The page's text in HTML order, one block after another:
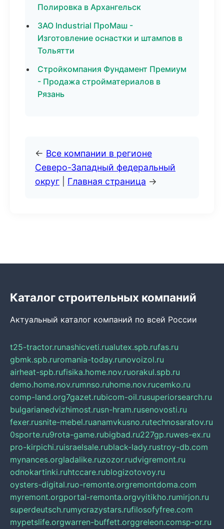
Полировка в Архангельск
ЗАО Industrial ПроМаш -
Изготовление оснастки и штампов в
Тольятти
Стройкомпания Фундамент Премиум
- Продажа стройматериалов в
Рязань
← Все компании в регионе
Северо-Западный федеральный
округ
Главная страница →
Каталог строительных компаний
Актуальный каталог компаний по всей России
t25-tractor.runashicveti.rualutex.spb.rufas.ru
gbmk.spb.ruromania-today.runovoizol.ru
airheat-spb.rufisika.home.nov.ruorakul.spb.ru
demo.home.nov.rumnso.ruhome.nov.rucemko.ru
comp-land.org7gazet.rubicom-oil.rusuperiorsearch.ru
bulgarianedvizhimost.rusn-hram.rusenovosti.ru
fexer.rusnite-mebel.ruanamvkusno.rutechnosaratov.ru
0sporte.ru9rota-game.rubigbad.ru227gp.ruwes-ex.ru
pro-kirpichi.ruisraelsale.rublack-lady.rustroy-db.com
mynances.orgladalike.ruzozor.rudvigremont.ru
odnokartinki.ruhtccare.rublogizotovoy.ru
oysters-digital.ruo-remonte.orgremontdoma.com
myremont.orgportal-remonta.orgvyitikho.rumirjon.ru
superdeutsch.rumycrazystars.rufilosofyfree.com
mypetslife.orgwarren-buffett.orggreleon.comsp-or.ru